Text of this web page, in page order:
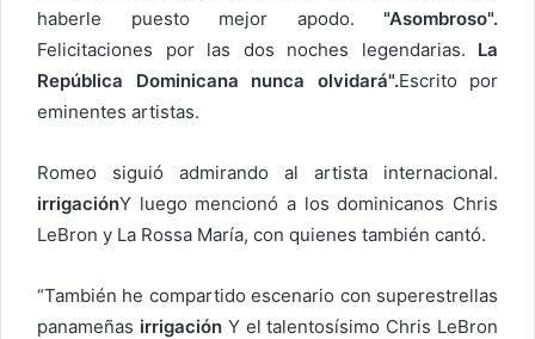
c
o
haberle puesto mejor apodo. "Asombroso".
Felicitaciones por las dos noches legendarias. La
República Dominicana nunca olvidará".Escrito por
eminentes artistas.
Romeo siguió admirando al artista internacional.
irrigaciónY luego mencionó a los dominicanos Chris
LeBron y La Rossa María, con quienes también cantó.
“También he compartido escenario con superestrellas
panameñas irrigación Y el talentosísimo Chris LeBron